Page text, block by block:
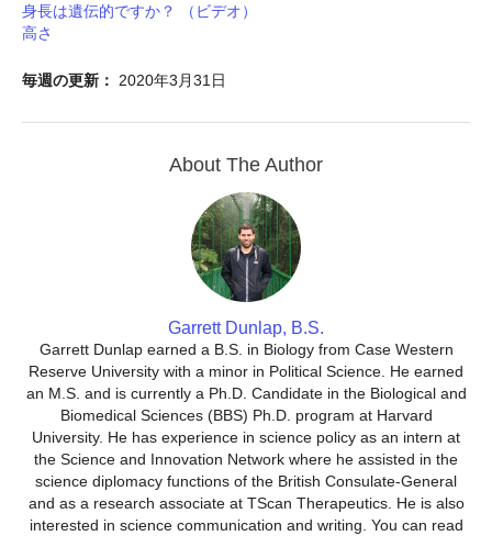
身長は遺伝的ですか？ （ビデオ）
高さ
毎週の更新： 2020年3月31日
About The Author
Garrett Dunlap, B.S.
Garrett Dunlap earned a B.S. in Biology from Case Western
Reserve University with a minor in Political Science. He earned
an M.S. and is currently a Ph.D. Candidate in the Biological and
Biomedical Sciences (BBS) Ph.D. program at Harvard
University. He has experience in science policy as an intern at
the Science and Innovation Network where he assisted in the
science diplomacy functions of the British Consulate-General
and as a research associate at TScan Therapeutics. He is also
interested in science communication and writing. You can read